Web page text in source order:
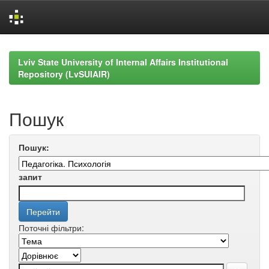
navigationLviv State University of Internal Affairs Institutional
Repository (LvSUIAIR)
Пошук
Пошук:
запит
Поточні фільтри: